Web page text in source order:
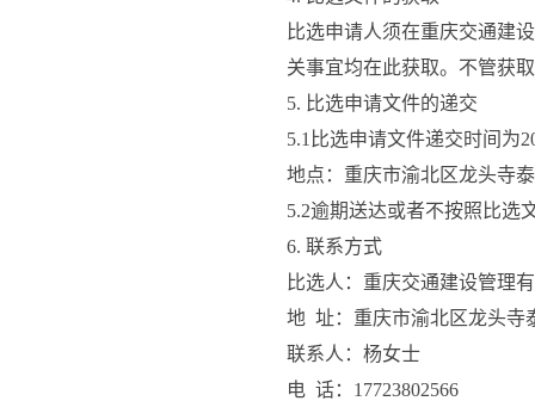
比选申请人须在重庆交通建
关事宜均在此获取。不管获
5. 比选申请文件的递交
5.1 比选申请文件递交时间为
地点： 重庆市渝北区龙头寺
5.2逾期送达或者不按照比选
6. 联系方式
比选人：重庆交通建设管理
地 址：重庆市渝北区龙头寺
联系人：杨女士
电 话： 17723802566